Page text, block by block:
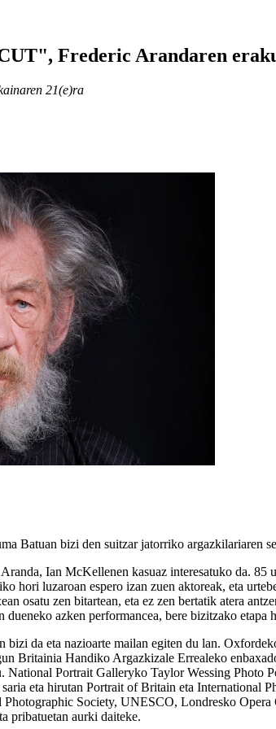
Frederic Arandaren
21(e)ra
Batuan bizi den suitzar jatorriko argazkilariaren
Ian McKellenen kasuaz interesatuko da. 85
hori luzaroan espero izan zuen aktoreak, eta
osatu zen bitartean, eta ez zen bertatik atera
dueneko azken performancea, bere bizitzako etapa
bizi da eta nazioarte mailan egiten du lan.
Britainia Handiko Argazkizale Errealeko
National Portrait Galleryko Taylor Wessing
eta hirutan Portrait of Britain eta International
Society, UNESCO, Londresko
pribatuetan aurki daiteke.